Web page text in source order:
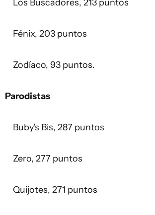
Los Buscadores, 213 puntos
Fénix, 203 puntos
Zodíaco, 93 puntos.
Parodistas
Buby's Bis, 287 puntos
Zero, 277 puntos
Quijotes, 271 puntos